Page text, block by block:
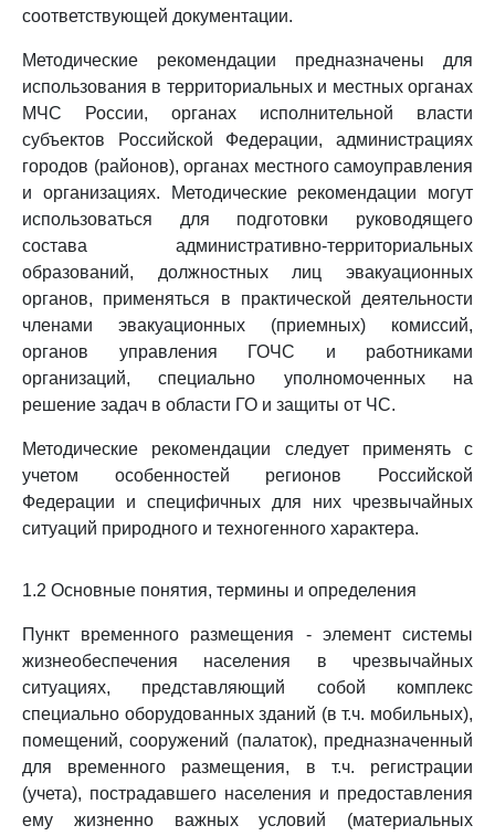
соответствующей документации.
Методические рекомендации предназначены для
использования в территориальных и местных органах
МЧС России, органах исполнительной власти
субъектов Российской Федерации, администрациях
городов (районов), органах местного самоуправления
и организациях. Методические рекомендации могут
использоваться для подготовки руководящего
состава административно-территориальных
образований, должностных лиц эвакуационных
органов, применяться в практической деятельности
членами эвакуационных (приемных) комиссий,
органов управления ГОЧС и работниками
организаций, специально уполномоченных на
решение задач в области ГО и защиты от ЧС.
Методические рекомендации следует применять с
учетом особенностей регионов Российской
Федерации и специфичных для них чрезвычайных
ситуаций природного и техногенного характера.
1.2 Основные понятия, термины и определения
Пункт временного размещения - элемент системы
жизнеобеспечения населения в чрезвычайных
ситуациях, представляющий собой комплекс
специально оборудованных зданий (в т.ч. мобильных),
помещений, сооружений (палаток), предназначенный
для временного размещения, в т.ч. регистрации
(учета), пострадавшего населения и предоставления
ему жизненно важных условий (материальных